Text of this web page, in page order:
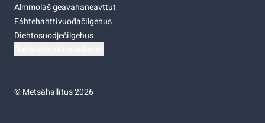
Almmolaš geavahaneavttut
Fáhtehahttivuođačilgehus
Diehtosuodječilgehus
©Metsähallitus 2026